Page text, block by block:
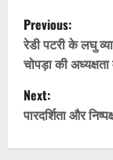
P
o
s
t
n
Previous:
रेडी पटरी के लघु
चोपड़ा की
Next:
पारदर्शिता और